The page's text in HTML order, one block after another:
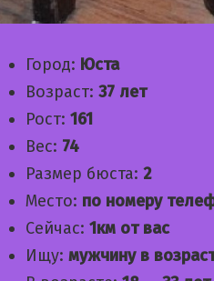
Город: Юста
Возраст: 37 лет
Рост: 161
Вес: 74
Размер бюста: 2
Место: по номеру
Сейчас: 1км от вас
Ищу: мужчину в